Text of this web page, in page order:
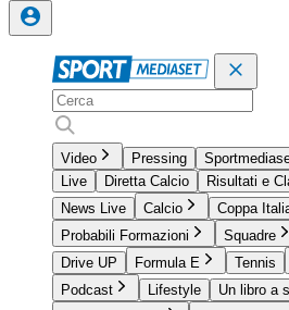
Video Pressing
Live
Diretta Calcio
Risultati e
News Live
Calcio Coppa
Probabili Formazioni
Squadre
Drive UP
Formula E Tennis
Podcast
Lifestyle
Un libro a